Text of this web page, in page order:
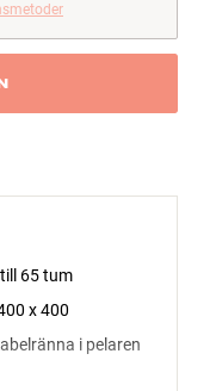
65 tum
x 400
i pelaren